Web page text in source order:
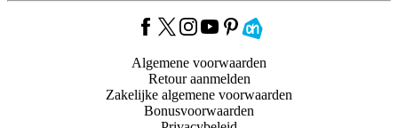
Algemene voorwaarden
Retour aanmelden
Zakelijke algemene voorwaarden
Bonusvoorwaarden